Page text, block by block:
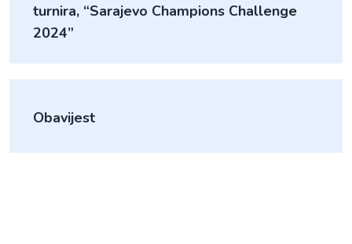
turnira, “Sarajevo Champions Challenge
2024”
Obavijest